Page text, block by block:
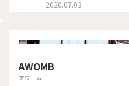
2020.07.03
AWOMB
アウーム